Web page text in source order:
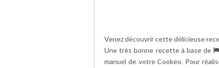
Venez découvrir cette délicieuse
Une très bonne recette à base de
manuel de votre Cookeo. Pour